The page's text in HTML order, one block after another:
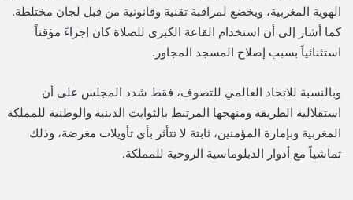
الهوية المغربية، ويخضع لمراقبة تقنية وقانونية من قبل لجان مختلطة.
كما أشار إلى أن استخدام القاعة الكبرى للصلاة كان إجراءً مؤقتاً
استثنائياً بسبب إصلاح المسجد المجاور.
وبالنسبة ​للاتحاد العالمي للتصوف، فقط شدد المجلس على أن
استقلالية الطريقة ومنهجها المرتبط بالثوابت الدينية والوطنية للمملكة
المغربية وبإمارة المؤمنين، ثابتة لا تتأثر بأي تأويلات مغرضة، وذلك
تماشياً مع أدوار الدبلوماسية الروحية للمملكة.